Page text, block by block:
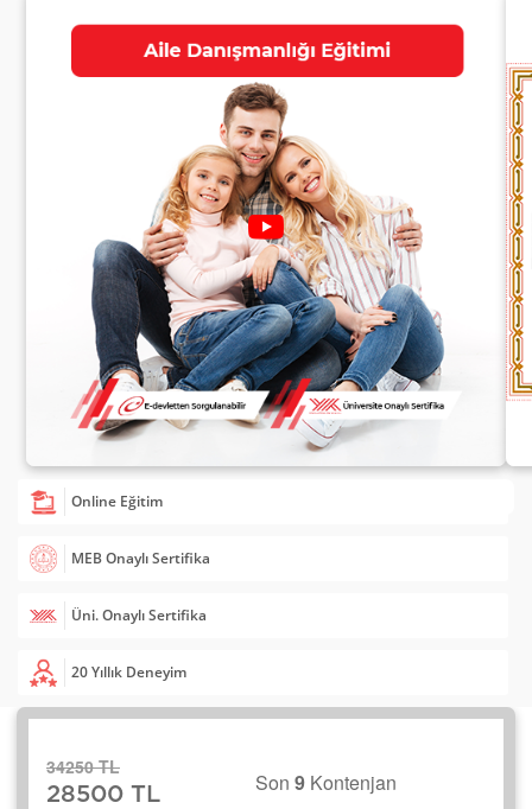
20 Yıllık Deneyim
Üni. Onaylı Sertifika
MEB Onaylı Sertifika
Online Eğitim
34250 TL
28500 TL
Son 9Kontenjan